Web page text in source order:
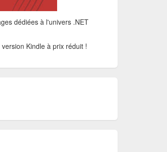
dédiées à l'univers .NET
Kindle à prix réduit !